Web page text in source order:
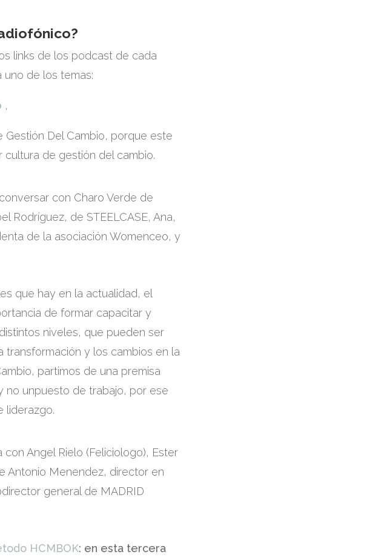
links de los podcast de cada
de los temas:
,
Del Cambio, porque este
de gestión del cambio.
con Charo Verde de
Rodríguez, de STEELCASE, Ana,
de la asociación Womenceo, y
que hay en la actualidad, el
de formar capacitar y
niveles, que pueden ser
transformación y los cambios en la
partimos de una premisa
no unpuesto de trabajo, por ese
liderazgo.
Angel Rielo (Feliciologo), Ester
Antonio Menendez, director en
general de MADRID
HCMBOK: en esta tercera